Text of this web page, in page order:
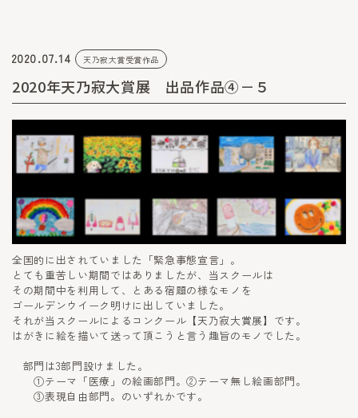
2020.07.14 天乃寂大賞受賞作品
2020年天乃寂大賞展 出品作品④－５
全国的に出されていました「緊急事態宣言」。
とても重苦しい期間ではありましたが、当スクールは
その期間中を利用して、とある宿題の様なモノを
ゴールデンウイーク明けに出していました。
それが当スクールによるコンクール【天乃寂大賞展】です。
はがきに絵を描いて送って頂こうと言う趣旨のモノでした。
部門は3部門設けました。
①テーマ「医療」の絵画部門。②テーマ無し絵画部門。
③表現自由部門。のいずれかです。